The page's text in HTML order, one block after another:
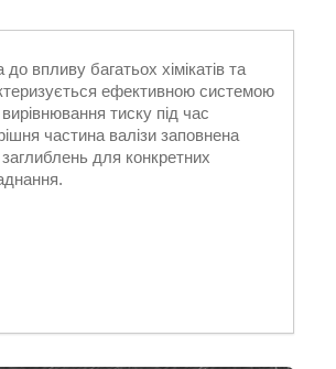
до впливу багатьох хімікатів та
ефективною системою
тиску під час
частина валізи заповнена
для конкретних